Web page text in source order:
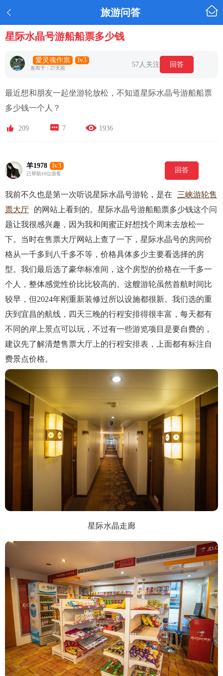
 旅游问答 
星际水晶号游船船票多少钱
愛灵魂作祟 lv3
发布于：27天前 57人关注 回答
最近想和朋友一起坐游轮放松，不知道星际水晶号游船船票
多少钱一个人？
 209  7  1936
羊1978 lv3
已帮助10位游客 回答
我前不久也是第一次听说星际水晶号游轮，是在
三峡游轮售
票大厅
的网站上看到的。星际水晶号游船船票多少钱这个问
题让我很感兴趣，因为我和闺蜜正好想找个周末去放松一
下。当时在售票大厅网站上查了一下，星际水晶号的房间价
格从一千多到八千多不等，价格具体多少主要看选择的房
型。我们最后选了豪华标准间，这个房型的价格在一千多一
个人，整体感觉性价比比较高的。这艘游轮虽然首航时间比
较早，但2024年刚重新装修过所以设施都很新。我们选的重
庆到宜昌的航线，四天三晚的行程安排得很丰富，每天都有
不同的岸上景点可以玩，不过有一些游览项目是要自费的，
建议先了解清楚售票大厅上的行程安排表，上面都有标注自
费景点价格。
星际水晶走廊